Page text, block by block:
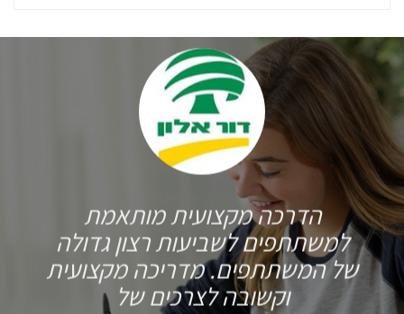
הדרכה מקצועית מותאמת
למשתתפים לשביעות רצון גדולה
של המשתתפים. מדריכה מקצועית
וקשובה לצרכים של